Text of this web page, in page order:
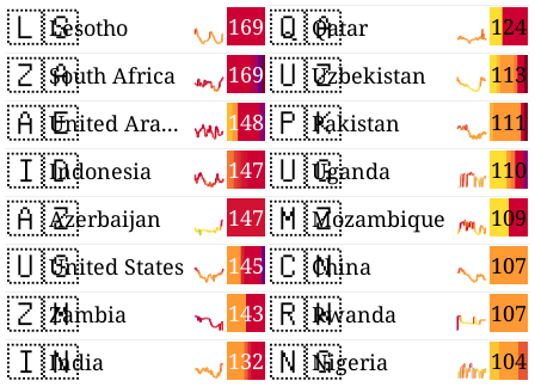
🇱🇸 169
Lesotho
🇿🇦 169
South Africa
🇦🇪 148
United Arab Emirates
🇮🇩 147
Indonesia
🇦🇿 147
Azerbaijan
🇺🇸 145
United States
🇿🇲 143
Zambia
🇮🇳 132
India
🇶🇦 124
Qatar
🇺🇿 113
Uzbekistan
🇵🇰 111
Pakistan
🇺🇬 110
Uganda
🇲🇿 109
Mozambique
🇨🇳 107
China
🇷🇼 107
Rwanda
🇳🇬 104
Nigeria